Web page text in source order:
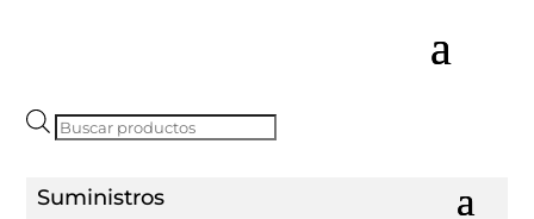
Búsqueda